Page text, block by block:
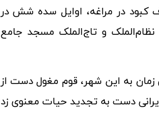
گنبد معروف کبود در مراغه، اوایل سده شش در
و تاج‌الملک مسجد جامع
زمان به این شهر، قوم مغول دست از
دست به تجدید حیات معنوی زد